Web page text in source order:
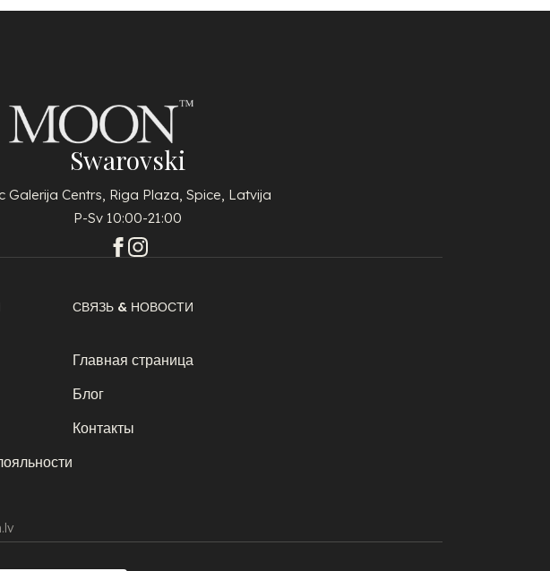
Swarovski
Galerija Centrs, Riga Plaza, Spice, Latvija
P-Sv 10:00-21:00
СВЯЗЬ & НОВОСТИ
Главная страница
Блог
Контакты